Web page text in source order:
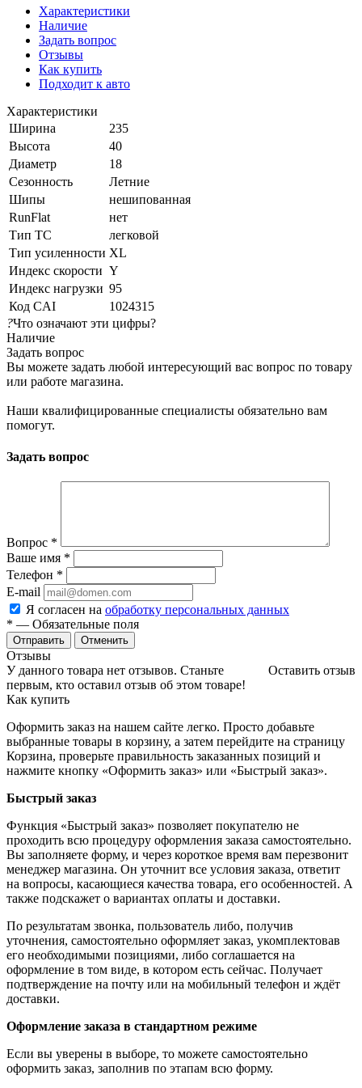
Характеристики
Наличие
Задать вопрос
Отзывы
Как купить
Подходит к авто
Характеристики
Ширина
235
Высота
40
Диаметр
18
Сезонность
Летние
Шипы
нешипованная
RunFlat
нет
Тип ТС
легковой
Тип усиленности XL
Индекс скорости Y
Индекс нагрузки 95
Код CAI
1024315
?Что означают эти цифры?
Наличие
Задать вопрос
Вы можете задать любой интересующий вас вопрос по товару
или работе магазина.
Наши квалифицированные специалисты обязательно вам
помогут.
Задать вопрос
Вопрос *
Ваше имя *
Телефон *
E-mail
Я согласен на обработку персональных данных
* — Обязательные поля
Отменить
Отзывы
Оставить отзыв
У данного товара нет отзывов. Станьте
первым, кто оставил отзыв об этом товаре!
Как купить
Оформить заказ на нашем сайте легко. Просто добавьте
выбранные товары в корзину, а затем перейдите на страницу
Корзина, проверьте правильность заказанных позиций и
нажмите кнопку «Оформить заказ» или «Быстрый заказ».
Быстрый заказ
Функция «Быстрый заказ» позволяет покупателю не
проходить всю процедуру оформления заказа самостоятельно.
Вы заполняете форму, и через короткое время вам перезвонит
менеджер магазина. Он уточнит все условия заказа, ответит
на вопросы, касающиеся качества товара, его особенностей. А
также подскажет о вариантах оплаты и доставки.
По результатам звонка, пользователь либо, получив
уточнения, самостоятельно оформляет заказ, укомплектовав
его необходимыми позициями, либо соглашается на
оформление в том виде, в котором есть сейчас. Получает
подтверждение на почту или на мобильный телефон и ждёт
доставки.
Оформление заказа в стандартном режиме
Если вы уверены в выборе, то можете самостоятельно
оформить заказ, заполнив по этапам всю форму.